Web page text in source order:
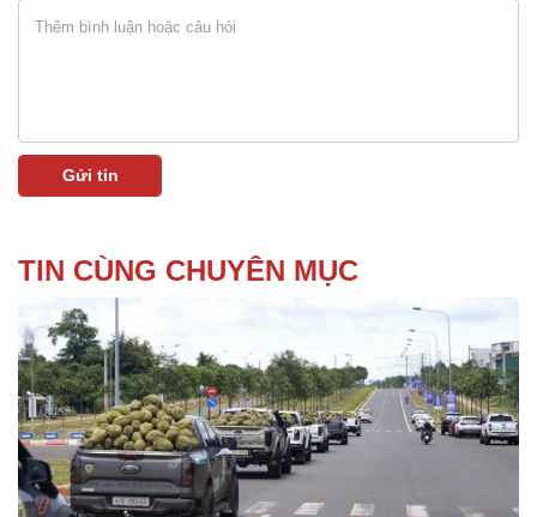
TIN CÙNG CHUYÊN MỤC